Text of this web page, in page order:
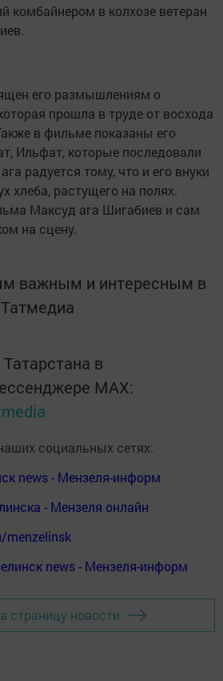
комбайнером в колхозе ветеран
его размышлениям о
прошла в труде от восхода
в фильме показаны его
Ильфат, которые последовали
радуется тому, что и его внуки
хлеба, растущего на полях.
Максуд ага Шигабиев и сам
на сцену.
важным и интересным в
Татмедиа
в
MАХ:
социальных сетях:
news - Мензеля-информ
- Мензеля онлайн
menzelinsk
news - Мензеля-информ
страницу новости